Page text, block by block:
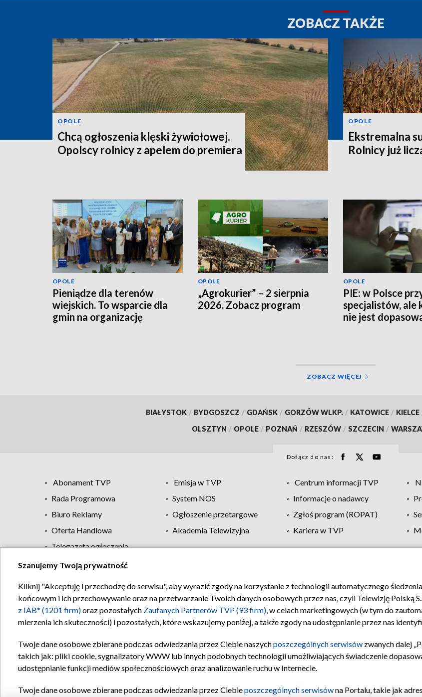
ZOBACZ TAKŻE
OPOLE
Chcą ogłoszenia klęski żywiołowej.
Opolscy rolnicy z apelem do premiera
OPOLE
Ekstremalna
Rolnicy już
OPOLE
Pieniądze dla terenów
wiejskich. To wsparcie dla
gmin na organizację
OPOLE
„Agrokurier” – 2 sierpnia
2026. Zobacz program
OPOLE
PIE: w Polsce
specjalistów, ale
nie jest
ZOBACZ WIĘCEJ
BIAŁYSTOK / BYDGOSZCZ / GDAŃSK / GORZÓW WLKP. / KATOWICE / KIELCE
OLSZTYN / OPOLE / POZNAŃ / RZESZÓW / SZCZECIN /
Dołącz do nas:
Abonament TVP Emisja w TVP Centrum informacji TVP
Rada Programowa
System NOS Informacje o nadawcy
Biuro Reklamy
Ogłoszenie przetargowe Zgłoś program (ROPAT)
Oferta Handlowa
Akademia Telewizyjna Kariera w TVP
Telegazeta ogłoszenia
Regulamin TVP Polityka prywatności Moje zgody Pomoc
Szanujemy Twoją prywatność
Kliknij "Akceptuję i przechodzę do serwisu", aby wyrazić zgody na korzystanie z technologii automatycznego
końcowym i ich przechowywanie oraz na przetwarzanie Twoich danych osobowych przez nas, czyli Telewizję Polską
z IAB* (1201 firm)oraz pozostałych Zaufanych Partnerów TVP (93 firm), w celach marketingowych (w tym do
mierzenia ich skuteczności) i pozostałych, które wskazujemy poniżej, a także zgody na udostępnianie przez nas
Twoje dane osobowe zbierane podczas odwiedzania przez Ciebie naszychposzczególnych serwisów zwanych dalej
takich jak: pliki cookie, sygnalizatory WWW lub innych podobnych technologii umożliwiających świadczenie
udostępnianie funkcji mediów społecznościowych oraz analizowanie ruchu w Internecie.
Twoje dane osobowe zbierane podczas odwiedzania przez Ciebieposzczególnych serwisówna Portalu, takie jak